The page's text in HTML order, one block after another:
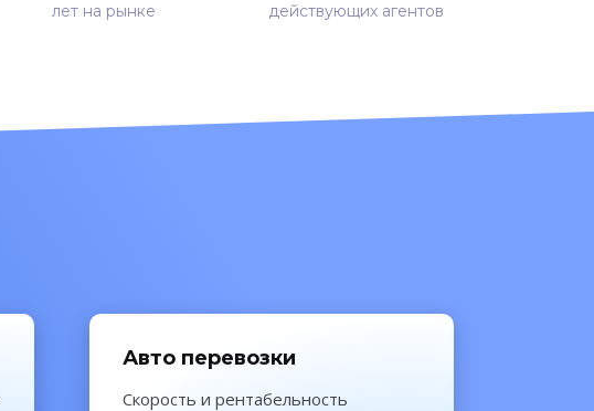
лет на рынке действующих агентов
Авто перевозки
Скорость и рентабельность